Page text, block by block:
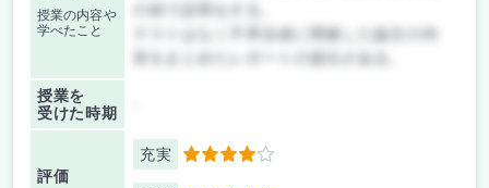
授業の内容や
学べたこと
テストはなく不斉合成に関連した論文の内
容をまとめたレポートの提出がある。
授業を
受けた時期
評価
充実 4